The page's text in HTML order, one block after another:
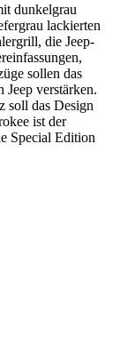
dunkelgrau
lackierten
die Jeep-
sollen das
Jeep verstärken.
soll das Design
ist der
Special Edition